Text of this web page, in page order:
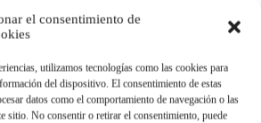
el consentimiento de
utilizamos tecnologías como las cookies para
del dispositivo. El consentimiento de estas
datos como el comportamiento de navegación o las
sitio. No consentir o retirar el consentimiento, puede